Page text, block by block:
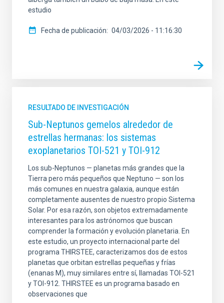
estudio
Fecha de publicación 04/03/2026 - 11:16:30
RESULTADO DE INVESTIGACIÓN
Sub-Neptunos gemelos alrededor de
estrellas hermanas: los sistemas
exoplanetarios TOI-521 y TOI-912
Los sub-Neptunos — planetas más grandes que la
Tierra pero más pequeños que Neptuno — son los
más comunes en nuestra galaxia, aunque están
completamente ausentes de nuestro propio Sistema
Solar. Por esa razón, son objetos extremadamente
interesantes para los astrónomos que buscan
comprender la formación y evolución planetaria. En
este estudio, un proyecto internacional parte del
programa THIRSTEE, caracterizamos dos de estos
planetas que orbitan estrellas pequeñas y frías
(enanas M), muy similares entre sí, llamadas TOI-521
y TOI-912. THIRSTEE es un programa basado en
observaciones que